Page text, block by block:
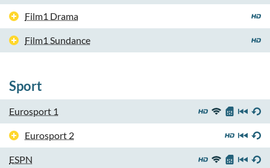
Film1 Drama
Film1 Sundance
Sport
Eurosport 1
Eurosport 2
ESPN